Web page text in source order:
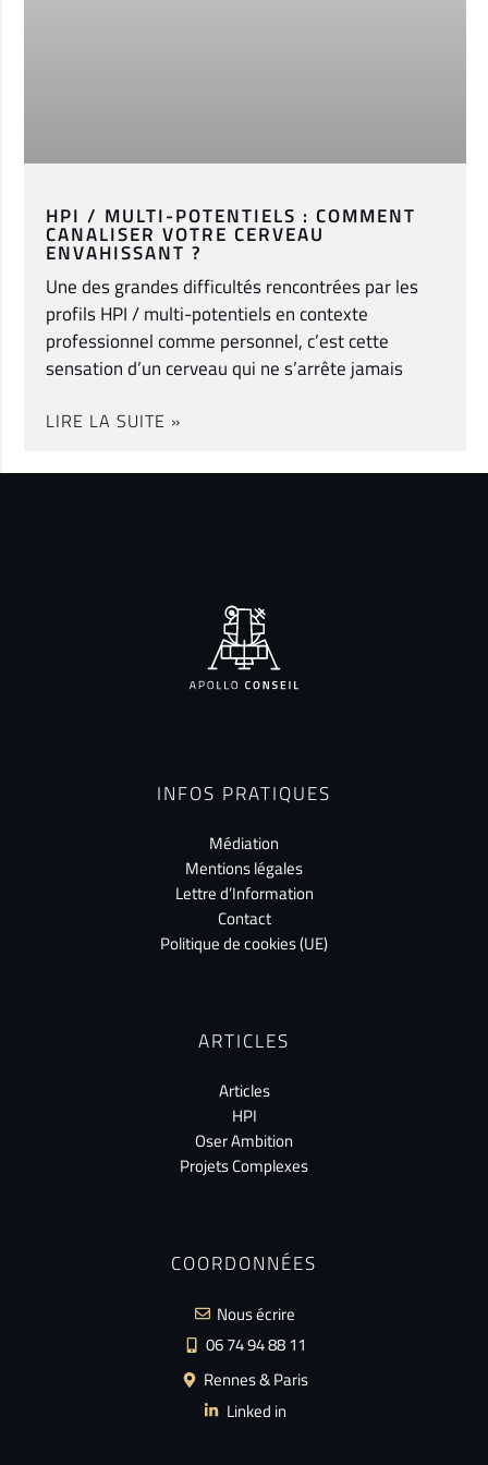
HPI / MULTI-POTENTIELS : COMMENT
CANALISER VOTRE CERVEAU
ENVAHISSANT ?
Une des grandes difficultés rencontrées par les
profils HPI / multi-potentiels en contexte
professionnel comme personnel, c’est cette
sensation d’un cerveau qui ne s’arrête jamais
LIRE LA SUITE »
INFOS PRATIQUES
Médiation
Mentions légales
Lettre d’Information
Contact
Politique de cookies (UE)
ARTICLES
Articles
HPI
Oser Ambition
Projets Complexes
COORDONNÉES
Nous écrire
06 74 94 88 11
Rennes & Paris
Linked in